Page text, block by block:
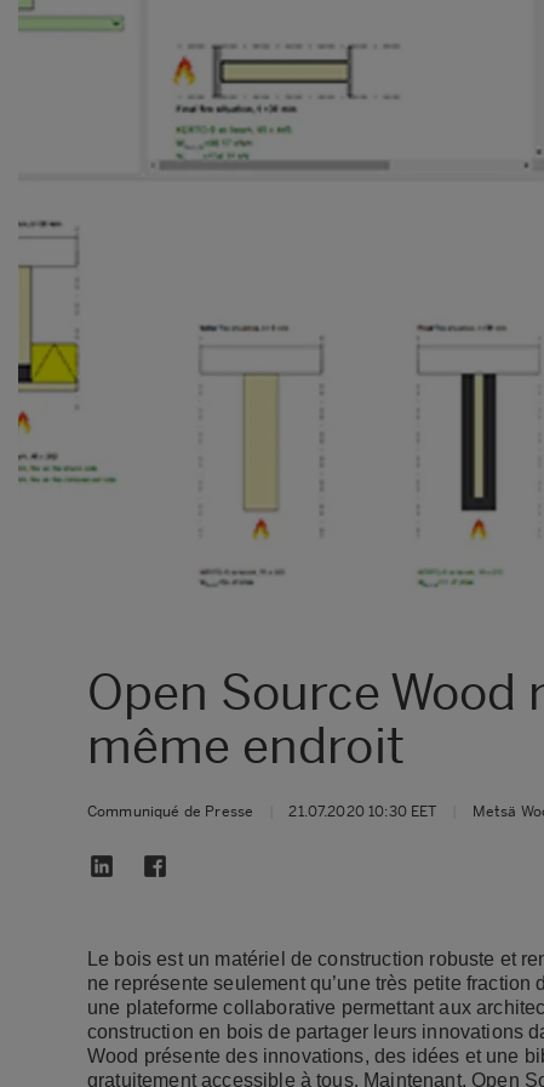
Open Source
même endroit
Communiqué de Presse 21.07.2020 10:30 EET Metsä
Le bois est un matériel de construction robuste et
ne représente seulement qu’une très petite fraction
une plateforme collaborative permettant aux
construction en bois de partager leurs innovations
Wood présente des innovations, des idées et une
gratuitement accessible à tous. Maintenant, Open